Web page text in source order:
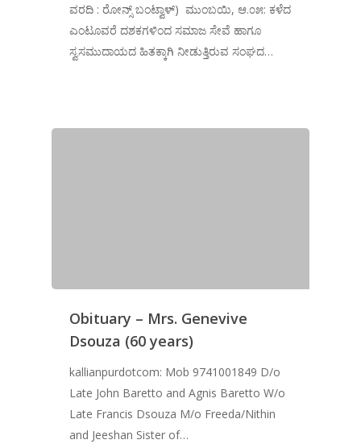
ವರದಿ : ರೋನ್ಸ್ ಬಂಟ್ವಾಳ್) ಮುಂಬಯಿ, ಆ.೦೫: ಕಳೆದ
ಎಂಟೂವರೆ ದಶಕಗಳಿಂದ ಸಮಾಜ ಸೇವೆ ಹಾಗೂ
ಸ್ವಸಮುದಾಯದ ಹಿತಕ್ಕಾಗಿ ನೀಡುತ್ತಿರುವ ಸಂಘದ…
Obituary – Mrs. Genevive
Dsouza (60 years)
kallianpurdotcom: Mob 9741001849 D/o
Late John Baretto and Agnis Baretto W/o
Late Francis Dsouza M/o Freeda/Nithin
and Jeeshan Sister of…